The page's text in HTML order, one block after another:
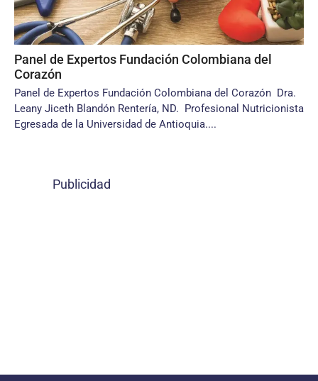
Panel de Expertos Fundación Colombiana del
Corazón
Panel de Expertos Fundación Colombiana del Corazón Dra.
Leany Jiceth Blandón Rentería, ND. Profesional Nutricionista
Egresada de la Universidad de Antioquia....
Publicidad